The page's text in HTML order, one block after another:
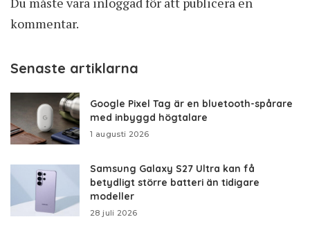
kommentar.
Senaste artiklarna
Google Pixel Tag är en bluetooth-spårare
med inbyggd högtalare
1 augusti 2026
Samsung Galaxy S27 Ultra kan få
betydligt större batteri än tidigare
modeller
28 juli 2026